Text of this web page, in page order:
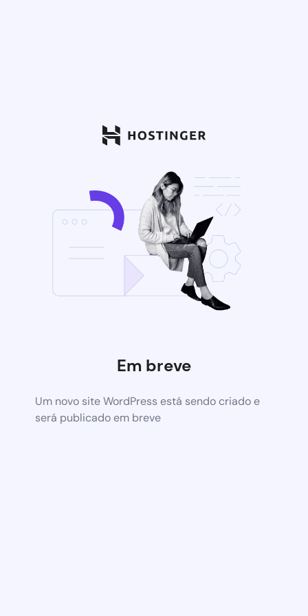
Em breve
Um novo site WordPress está sendo criado e
será publicado em breve